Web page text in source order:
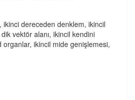
dereceden denklem, ikincil
vektör alanı, ikincil kendini
ikincil mide genişlemesi,